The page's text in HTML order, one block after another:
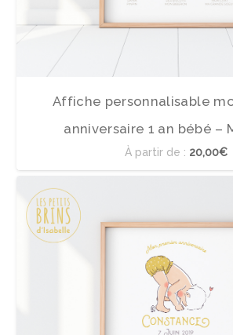
Affiche personnalisable
anniversaire 1 an bébé –
À partir de : 20,00€